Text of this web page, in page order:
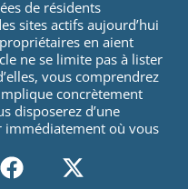
de résidents
sites actifs aujourd’hui
en aient
ne se limite pas à lister
vous comprendrez
concrètement
disposerez d’une
où vous